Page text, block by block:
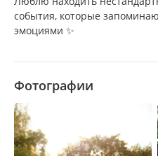
события, которые
эмоциями ✨
Фотографии